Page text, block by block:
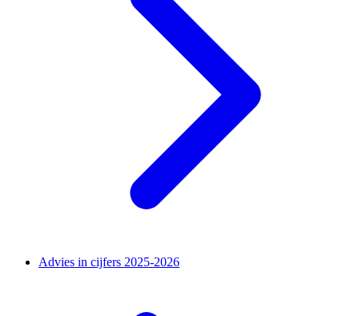
Advies in cijfers 2025-2026